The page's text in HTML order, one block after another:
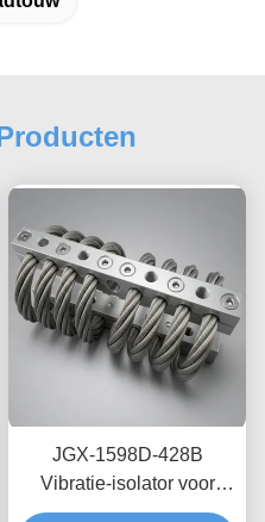
JGX-1598D-428B
Vibratie-isolator voor
draadtouwen met nul-